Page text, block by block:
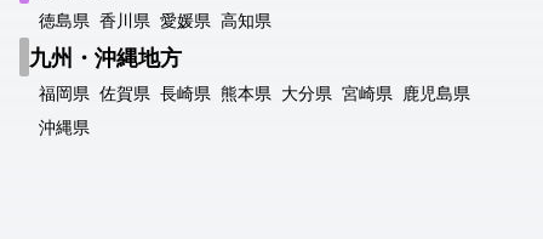
徳島県 香川県 愛媛県 高知県
九州・沖縄地方
福岡県 佐賀県 長崎県 熊本県 大分県 宮崎県 鹿児島県
沖縄県